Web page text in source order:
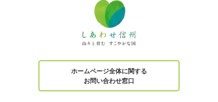
ホームページ全体に関する
お問い合わせ窓口